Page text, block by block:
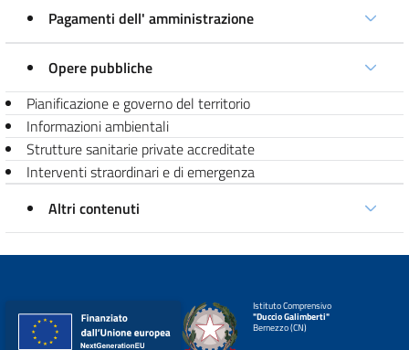
Pagamenti dell' amministrazione
Opere pubbliche
Pianificazione e governo del territorio
Informazioni ambientali
Strutture sanitarie private accreditate
Interventi straordinari e di emergenza
Altri contenuti
Istituto Comprensivo
"Duccio Galimberti"
Bernezzo (CN)